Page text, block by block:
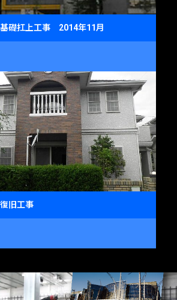
礎扛上工事 2014年11月
旧工事